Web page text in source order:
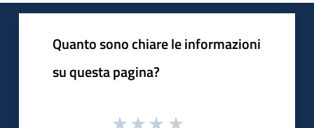
Quanto sono chiare le informazioni
su questa pagina?